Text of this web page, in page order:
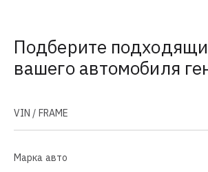
Подберите
вашего автомобиля
VIN / FRAME
Марка авто